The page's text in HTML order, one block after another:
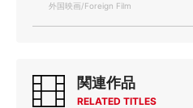
外国映画/Foreign Film
関連作品
RELATED TITLES